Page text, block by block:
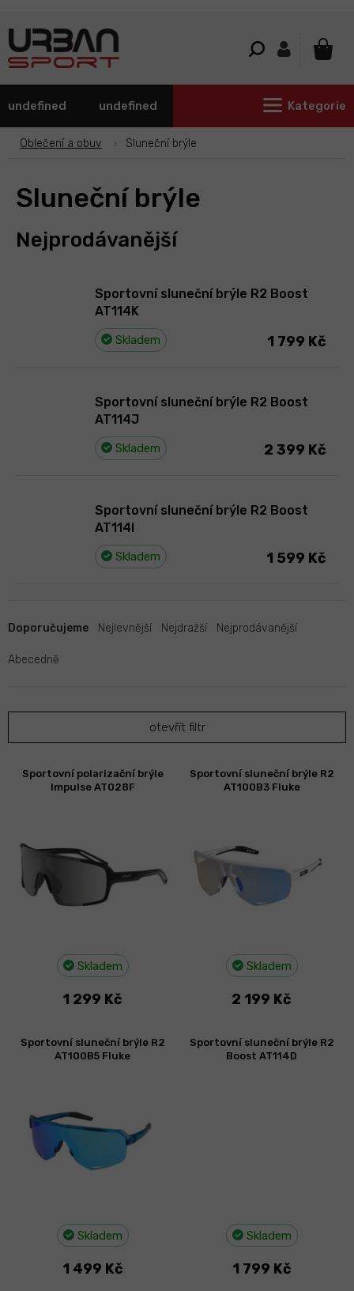
undefined undefined Kategorie
Oblečení a obuv Sluneční brýle
Sluneční brýle
Nejprodávanější
Sportovní sluneční brýle R2 Boost
AT114K
Skladem 1 799 Kč
Sportovní sluneční brýle R2 Boost
AT114J
Skladem 2 399 Kč
Sportovní sluneční brýle R2 Boost
AT114I
Skladem 1 599 Kč
a
e
p
o
Doporučujeme Nejlevnější Nejdražší Nejprodávanější
Abecedně
otevřít filtr
Sportovní polarizační brýle
Impulse AT028F
Skladem
1 299 Kč
Sportovní sluneční brýle R2
AT100B3 Fluke
Skladem
2 199 Kč
Sportovní sluneční brýle R2
AT100B5 Fluke
Skladem
1 499 Kč
Sportovní sluneční brýle R2
Boost AT114D
Skladem
1 799 Kč